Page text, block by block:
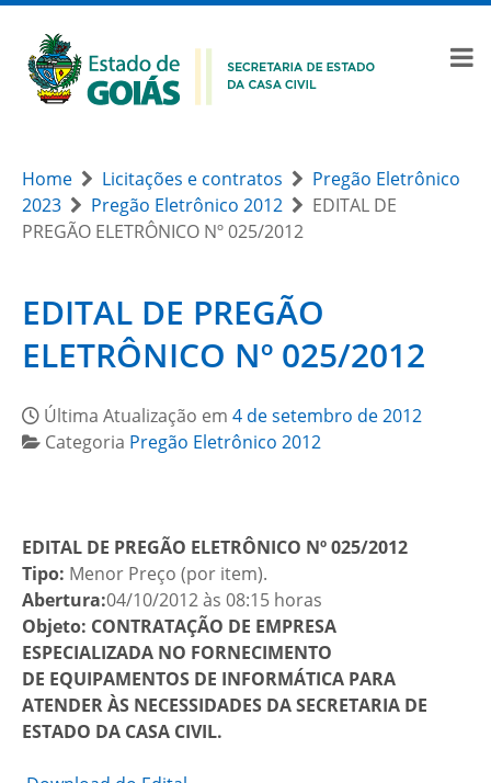
Home Licitações e contratos
Pregão Eletrônico
2023
Pregão Eletrônico 2012
EDITAL DE
PREGÃO ELETRÔNICO Nº 025/2012
EDITAL DE PREGÃO
ELETRÔNICO Nº 025/2012
Última Atualização em 4 de setembro de 2012
Categoria Pregão Eletrônico 2012
EDITAL DE PREGÃO ELETRÔNICO Nº 025/2012
Tipo: Menor Preço (por item).
Abertura:04/10/2012 às 08:15 horas
Objeto: CONTRATAÇÃO DE EMPRESA
ESPECIALIZADA NO FORNECIMENTO
DE EQUIPAMENTOS DE INFORMÁTICA PARA
ATENDER ÀS NECESSIDADES DA SECRETARIA DE
ESTADO DA CASA CIVIL.